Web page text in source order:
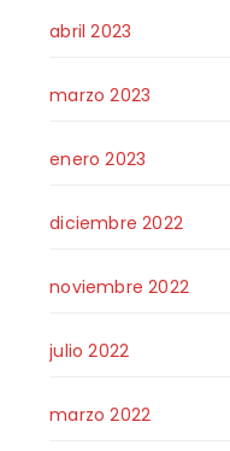
abril 2023
marzo 2023
enero 2023
diciembre 2022
noviembre 2022
julio 2022
marzo 2022